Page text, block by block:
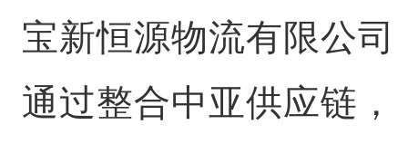
宝新恒源物流有限公司
通过整合中亚供应链，